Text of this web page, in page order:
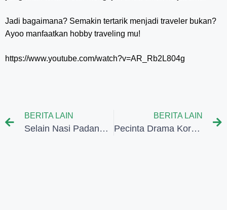
Jadi bagaimana? Semakin tertarik menjadi traveler bukan?
Ayoo manfaatkan hobby traveling mu!
https://www.youtube.com/watch?v=AR_Rb2L804g
BERITA LAIN
Selain Nasi Padang, Ini Kuliner Padang yang Khas dan Harus Kamu Coba
BERITA LAIN
Pecinta Drama Korea Harus Tau, Spot Syuting Drakor Paling Ikonik